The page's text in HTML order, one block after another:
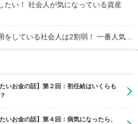
たい！ 社会人が気になっている資産
をしている社会人は2割弱！ 一番人気...
いお金の話】第２回：初任給はいくらも
いお金の話】第４回：病気になったら、